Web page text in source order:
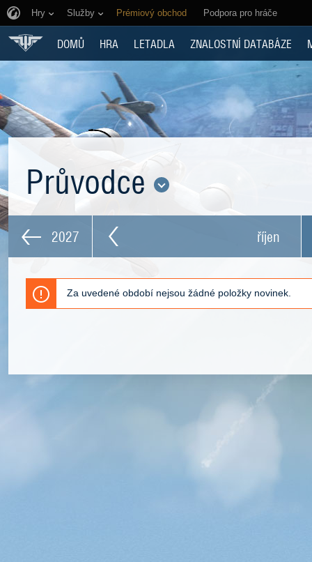
Hry Služby Prémiový obchod Podpora pro hráče
DOMŮ HRA LETADLA ZNALOSTNÍ DATABÁZE
Průvodce
2027 říjen
Za uvedené období nejsou žádné položky novinek.